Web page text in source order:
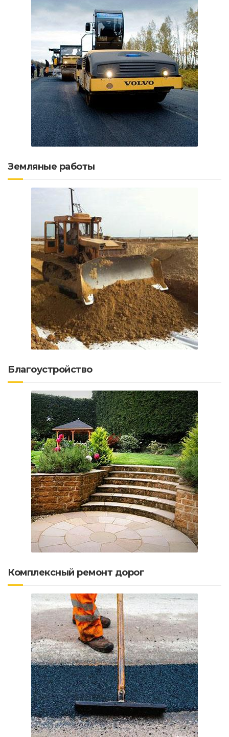
Земляные работы
Благоустройство
Комплексный ремонт дорог